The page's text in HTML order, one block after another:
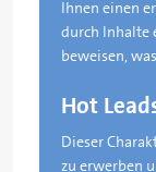
Ihnen einen
durch Inhalte
beweisen,
Hot
Dieser
zu erwerben